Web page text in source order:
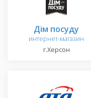
Дім посуду
интернет-магазин
г.Херсон